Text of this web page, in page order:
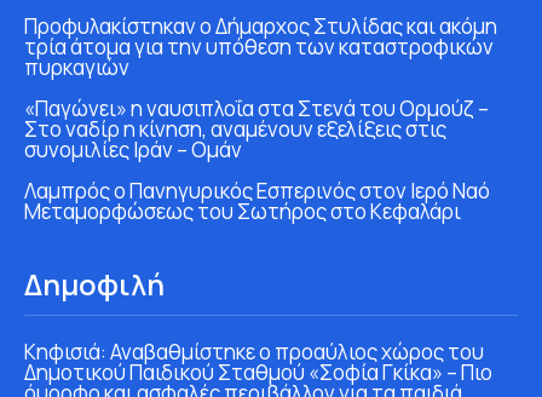
Προφυλακίστηκαν ο Δήμαρχος Στυλίδας και ακόμη
τρία άτομα για την υπόθεση των καταστροφικών
πυρκαγιών
«Παγώνει» η ναυσιπλοΐα στα Στενά του Ορμούζ –
Στο ναδίρ η κίνηση, αναμένουν εξελίξεις στις
συνομιλίες Ιράν – Ομάν
Λαμπρός ο Πανηγυρικός Εσπερινός στον Ιερό Ναό
Μεταμορφώσεως του Σωτήρος στο Κεφαλάρι
Δημοφιλή
Κηφισιά: Αναβαθμίστηκε ο προαύλιος χώρος του
Δημοτικού Παιδικού Σταθμού «Σοφία Γκίκα» – Πιο